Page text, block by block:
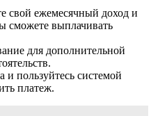
свой ежемесячный доход и
сможете выплачивать
для дополнительной
и пользуйтесь системой
платеж.